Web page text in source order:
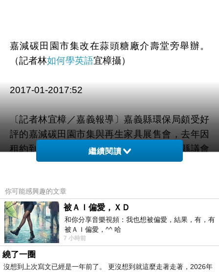
嘉減碳田園市集改在蒜頭糖廠介壽堂旁舉辦。
（記者林如何學英語宜樟攝）
2017-01-2017:52
〔記者林宜樟／嘉義報導〕嘉義縣環保局頗受好
評的嘉減碳田園市集與再生家具展售會，去年因
租約到期，從蒜頭糖廠倉庫遷出改在嘉義縣議會
前廣場展售，但因地點不佳，銷售情況下滑；今
糖廠，明天將在糖廠內介壽堂周邊重新舉辦。蒜
頭糖廠正進行各項古蹟整建及故宮南院周邊景觀
工程等，為搭配未來發展，嘉縣環保局決定將嘉
減碳田園市集遷移到新地點；明天有再生家具、
二手創意及小農展售攤位，並有綠色消費、節能
減碳及水污染防治等環保知識的宣導攤位。嘉縣
繼續閱讀
你可能感興趣的文章
被ＡＩ偏愛，ＸＤ
和你分享音樂視頻：我也想被偏愛，結果，有，有
被ＡＩ偏愛，^^ 哈
7 小時前
繞了一圈
沒想到上次寫文已經是一年前了。 更沒想到就這麼走著走著，2026年